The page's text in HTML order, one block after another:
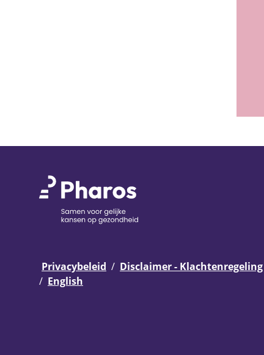
Privacybeleid Disclaimer - Klachtenregeling
English